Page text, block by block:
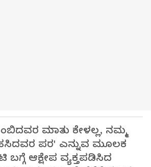
ಮಾತು ಕೇಳಲ್ಲ, ನಮ್ಮ
ಪರ' ಎನ್ನುವ ಮೂಲಕ
ಬಗ್ಗೆ ಆಕ್ಷೇಪ ವ್ಯಕ್ತಪಡಿಸಿದ